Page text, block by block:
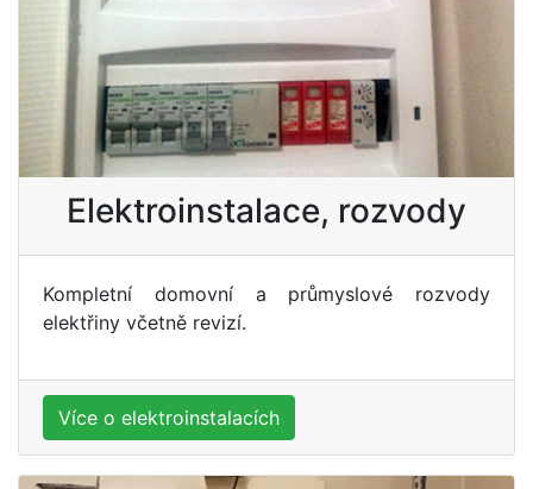
Elektroinstalace, rozvody
Kompletní domovní a průmyslové rozvody
elektřiny včetně revizí.
Více o elektroinstalacích